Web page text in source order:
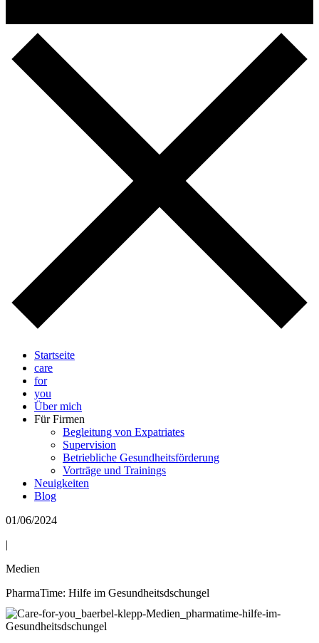
Startseite
care
for
you
Über mich
Für Firmen
Begleitung von Expatriates
Supervision
Betriebliche Gesundheitsförderung
Vorträge und Trainings
Neuigkeiten
Blog
01/06/2024
|
Medien
PharmaTime: Hilfe im Gesundheitsdschungel